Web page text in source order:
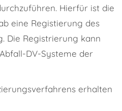
Hierfür ist die
eine Registierung des
Die Registrierung kann
DV-Systeme der
erhalten